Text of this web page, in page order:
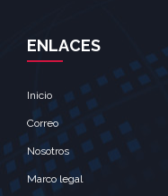
ENLACES
Inicio
Correo
Nosotros
Marco legal